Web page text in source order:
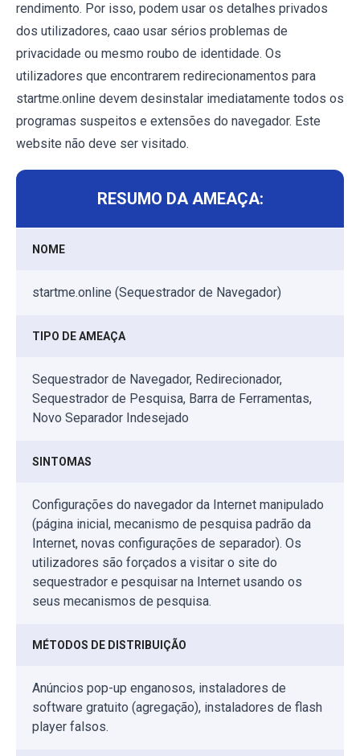
rendimento. Por isso, podem usar os detalhes privados
dos utilizadores, caao usar sérios problemas de
privacidade ou mesmo roubo de identidade. Os
utilizadores que encontrarem redirecionamentos para
startme.online devem desinstalar imediatamente todos os
programas suspeitos e extensões do navegador. Este
website não deve ser visitado.
RESUMO DA AMEAÇA:
NOME
startme.online (Sequestrador de Navegador)
TIPO DE AMEAÇA
Sequestrador de Navegador, Redirecionador,
Sequestrador de Pesquisa, Barra de Ferramentas,
Novo Separador Indesejado
SINTOMAS
Configurações do navegador da Internet manipulado
(página inicial, mecanismo de pesquisa padrão da
Internet, novas configurações de separador). Os
utilizadores são forçados a visitar o site do
sequestrador e pesquisar na Internet usando os
seus mecanismos de pesquisa.
MÉTODOS DE DISTRIBUIÇÃO
Anúncios pop-up enganosos, instaladores de
software gratuito (agregação), instaladores de flash
player falsos.